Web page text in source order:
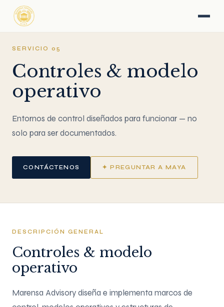
SERVICIO 05
Controles & modelo
operativo
Entornos de control diseñados para funcionar — no
solo para ser documentados.
CONTÁCTENOS ✦ PREGUNTAR A MAYA
DESCRIPCIÓN GENERAL
Controles & modelo
operativo
Marensa Advisory diseña e implementa marcos de